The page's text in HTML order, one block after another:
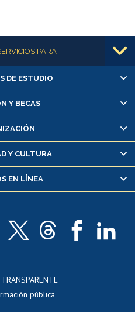
PARA
exalumnas/os
en línea
de asignaturas
de notas
y dental
y crédito alumnos
Académico
DE ESTUDIO
Y BECAS
Y CULTURA
EN LÍNEA
pública